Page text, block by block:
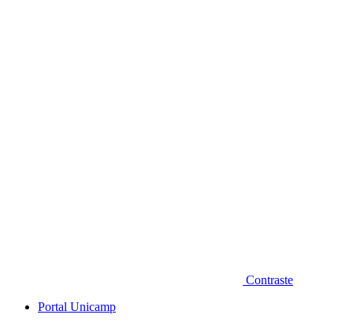
Contraste
Portal Unicamp